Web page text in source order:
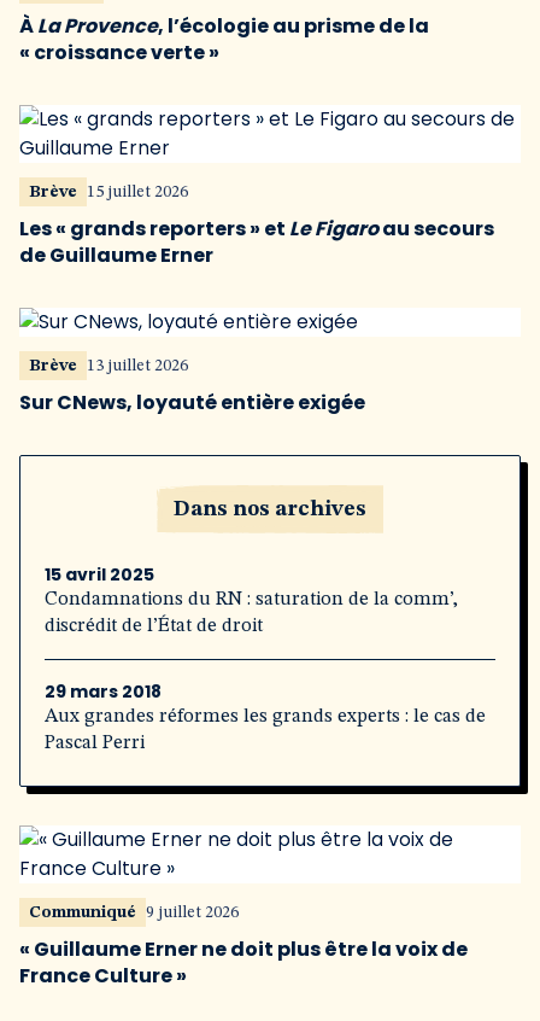
ÀLa Provence, l’écologie au prisme de la
« croissance verte »
Brève 15 juillet 2026
Les « grands reporters » et Le Figaroau secours
de Guillaume Erner
Brève 13 juillet 2026
Sur CNews, loyauté entière exigée
Dans nos archives
15 avril 2025
Condamnations du RN : saturation de la comm’,
discrédit de l’État de droit
29 mars 2018
Aux grandes réformes les grands experts : le cas de
Pascal Perri
Communiqué 9 juillet 2026
« Guillaume Erner ne doit plus être la voix de
France Culture »